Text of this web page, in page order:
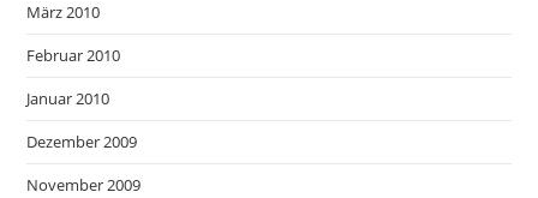
März 2010
Februar 2010
Januar 2010
Dezember 2009
November 2009